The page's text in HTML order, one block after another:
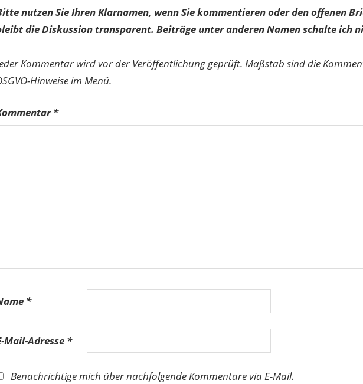
nutzen Sie Ihren Klarnamen, wenn Sie kommentieren oder den offenen
die Diskussion transparent. Beiträge unter anderen Namen schalte ich
Kommentar wird vor der Veröffentlichung geprüft. Maßstab sind die
Hinweise im Menü.
*
*
Mail-Adresse *
Benachrichtige mich über nachfolgende Kommentare via E-Mail.